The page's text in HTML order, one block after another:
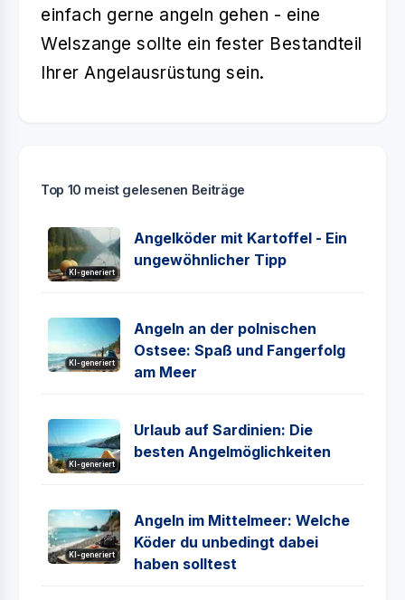
einfach gerne angeln gehen - eine
Welszange sollte ein fester Bestandteil
Ihrer Angelausrüstung sein.
Top 10 meist gelesenen Beiträge
KI-generiert
Angelköder mit Kartoffel - Ein
ungewöhnlicher Tipp
KI-generiert
Angeln an der polnischen
Ostsee: Spaß und Fangerfolg
am Meer
KI-generiert
Urlaub auf Sardinien: Die
besten Angelmöglichkeiten
KI-generiert
Angeln im Mittelmeer: Welche
Köder du unbedingt dabei
haben solltest